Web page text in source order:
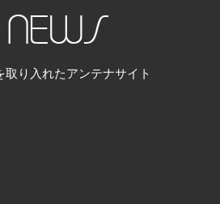
NEWS
取り入れたアンテナサイト